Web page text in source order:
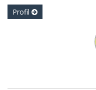
Profil